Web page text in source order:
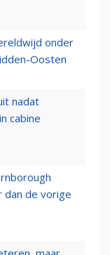
onder
Oosten
nadat
cabine
dan de vorige